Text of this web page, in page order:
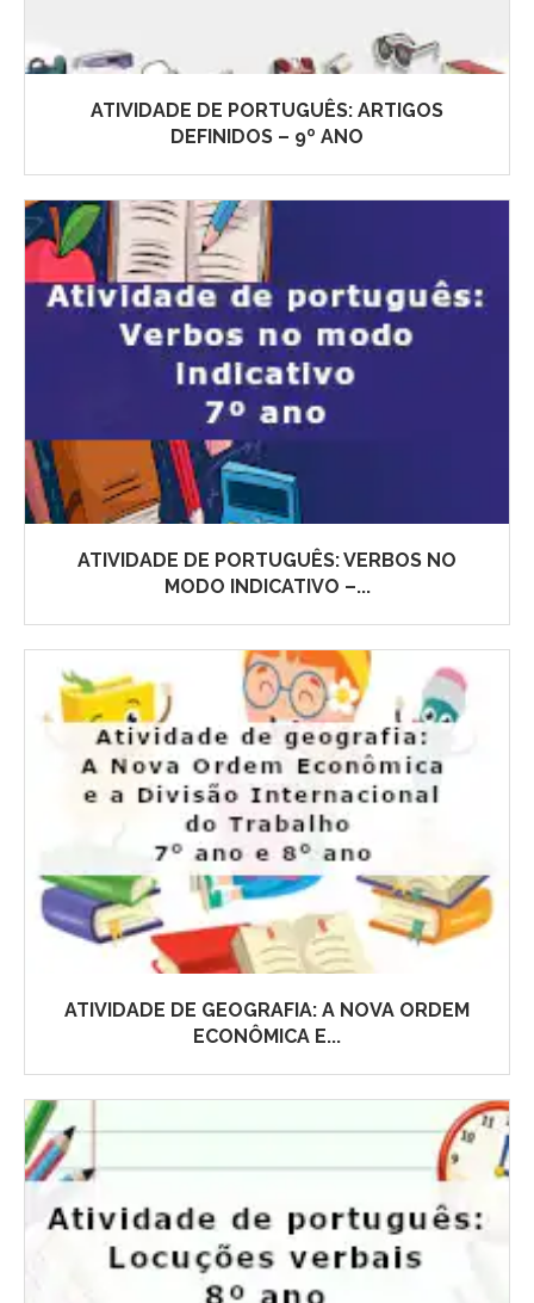
ATIVIDADE DE PORTUGUÊS: ARTIGOS
DEFINIDOS – 9º ANO
ATIVIDADE DE PORTUGUÊS: VERBOS NO
MODO INDICATIVO –...
ATIVIDADE DE GEOGRAFIA: A NOVA ORDEM
ECONÔMICA E...